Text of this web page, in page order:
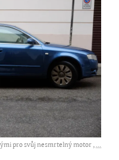
pro svůj nesmrtelný motor ,...